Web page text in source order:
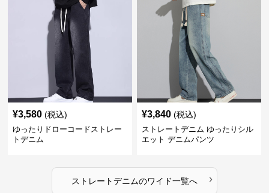
¥3,580 (税込)
ゆったりドローコードストレー
トデニム
¥3,840 (税込)
ストレートデニム ゆったりシル
エット デニムパンツ
ストレートデニムのワイド一覧へ ›